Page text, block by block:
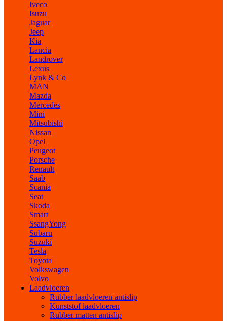
Iveco
Isuzu
Jaguar
Jeep
Kia
Lancia
Landrover
Lexus
Lynk & Co
MAN
Mazda
Mercedes
Mini
Mitsubishi
Nissan
Opel
Peugeot
Porsche
Renault
Saab
Scania
Seat
Skoda
Smart
SsangYong
Subaru
Suzuki
Tesla
Toyota
Volkswagen
Volvo
Laadvloeren
Rubber laadvloeren antislip
Kunststof laadvloeren
Rubber matten antislip